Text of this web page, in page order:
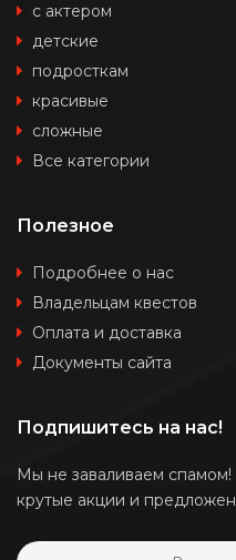
с актером
детские
подросткам
красивые
сложные
Все категории
Полезное
Подробнее о нас
Владельцам квестов
Оплата и доставка
Документы сайта
Подпишитесь на нас!
Мы не заваливаем
крутые акции и